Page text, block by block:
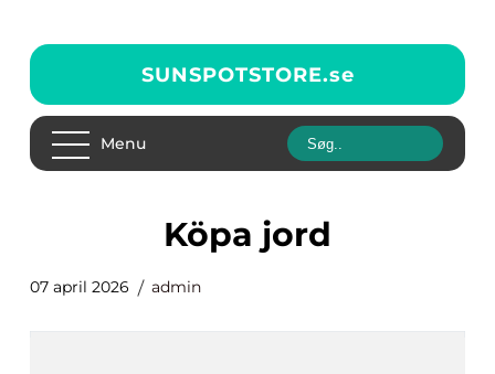
SUNSPOTSTORE.se
Menu
köpa jord
07 april 2026 admin